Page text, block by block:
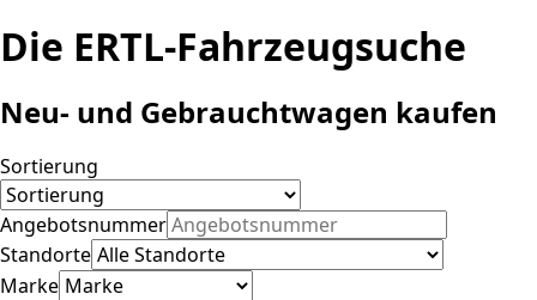
Die ERTL-Fahrzeugsuche
Neu- und Gebrauchtwagen kaufen
Sortierung
Angebotsnummer
Standorte
Marke